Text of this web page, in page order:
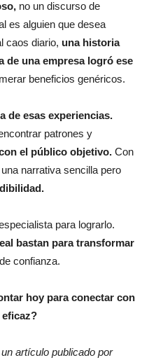
no un discurso de
es alguien que desea
caos diario, una historia
de una empresa logró ese
beneficios genéricos.
de esas experiencias.
patrones y
el público objetivo. Con
narrativa sencilla pero
para lograrlo.
bastan para transformar
confianza.
hoy para conectar con
eficaz?
artículo publicado por